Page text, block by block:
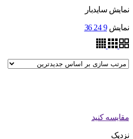
نمایش سایدبار
نمایش 9
24
36
مقایسه کنید
نزدیک